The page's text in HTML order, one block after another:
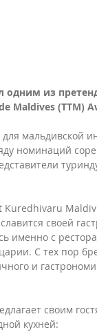
одним из
Maldives (TTM)
мальдивской
номинаций
своей
именно с
С тех пор
и
своим
кухней: